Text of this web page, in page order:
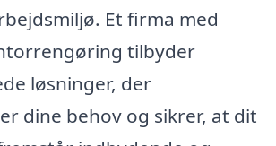
Et firma med
tilbyder
løsninger, der
dine behov og sikrer, at dit